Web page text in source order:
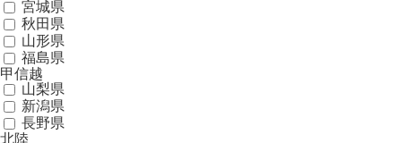
宮城県
秋田県
山形県
福島県
甲信越
山梨県
新潟県
長野県
北陸